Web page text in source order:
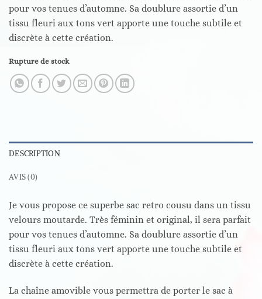
pour vos tenues d’automne. Sa doublure assortie d’un
tissu fleuri aux tons vert apporte une touche subtile et
discrète à cette création.
Rupture de stock
DESCRIPTION
AVIS (0)
Je vous propose ce superbe sac retro cousu dans un tissu
velours moutarde. Très féminin et original, il sera parfait
pour vos tenues d’automne. Sa doublure assortie d’un
tissu fleuri aux tons vert apporte une touche subtile et
discrète à cette création.
La chaîne amovible vous permettra de porter le sac à